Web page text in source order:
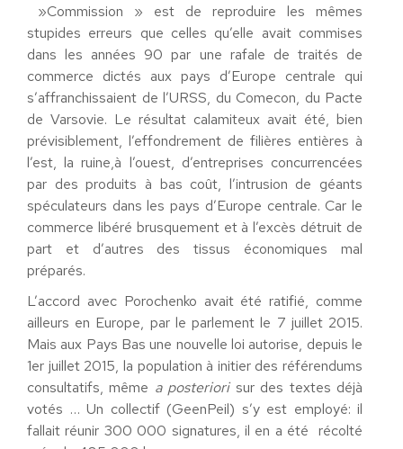
»Commission » est de reproduire les mêmes
stupides erreurs que celles qu’elle avait commises
dans les années 90 par une rafale de traités de
commerce dictés aux pays d’Europe centrale qui
s’affranchissaient de l’URSS, du Comecon, du Pacte
de Varsovie. Le résultat calamiteux avait été, bien
prévisiblement, l’effondrement de filières entières à
l’est, la ruine,à l’ouest, d’entreprises concurrencées
par des produits à bas coût, l’intrusion de géants
spéculateurs dans les pays d’Europe centrale. Car le
commerce libéré brusquement et à l’excès détruit de
part et d’autres des tissus économiques mal
préparés.
L’accord avec Porochenko avait été ratifié, comme
ailleurs en Europe, par le parlement le 7 juillet 2015.
Mais aux Pays Bas une nouvelle loi autorise, depuis le
1er juillet 2015, la population à initier des référendums
consultatifs, même a posteriori sur des textes déjà
votés … Un collectif (GeenPeil) s’y est employé: il
fallait réunir 300 000 signatures, il en a été récolté